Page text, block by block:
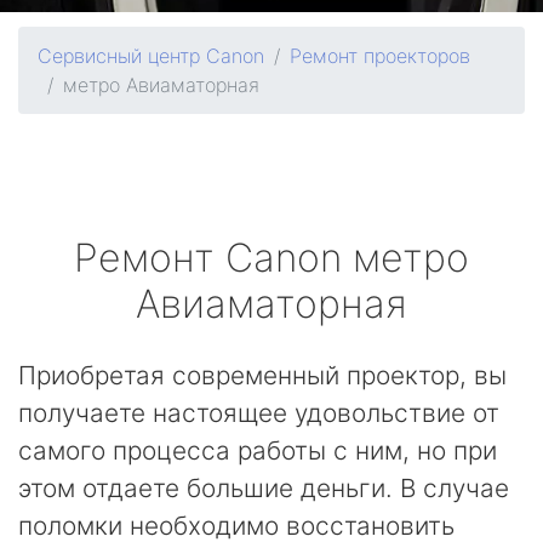
Сервисный центр Canon
Ремонт проекторов
метро Авиаматорная
Ремонт Canon метро
Авиаматорная
Приобретая современный проектор, вы
получаете настоящее удовольствие от
самого процесса работы с ним, но при
этом отдаете большие деньги. В случае
поломки необходимо восстановить